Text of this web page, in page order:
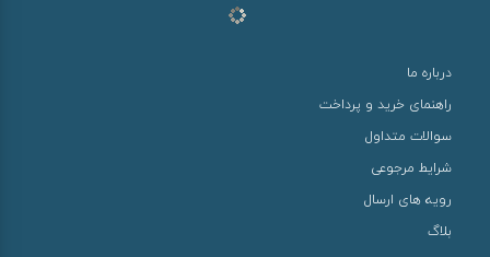
درباره ما
راهنمای خرید و پرداخت
سوالات متداول
شرایط مرجوعی
رویه های ارسال
بلاگ